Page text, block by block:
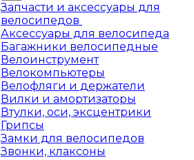
Запчасти и аксессуары для
велосипедов
Аксессуары для велосипеда
Багажники велосипедные
Велоинструмент
Велокомпьютеры
Велофляги и держатели
Вилки и амортизаторы
Втулки, оси, эксцентрики
Грипсы
Замки для велосипедов
Звонки, клаксоны